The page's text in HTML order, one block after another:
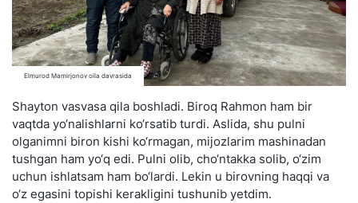
Elmurod Mamirjonov oila davrasida
Shayton vasvasa qila boshladi. Biroq Rahmon ham bir
vaqtda yo‘nalishlarni ko‘rsatib turdi. Aslida, shu pulni
olganimni biron kishi ko‘rmagan, mijozlarim mashinadan
tushgan ham yo‘q edi. Pulni olib, cho‘ntakka solib, o‘zim
uchun ishlatsam ham bo‘lardi. Lekin u birovning haqqi va
o‘z egasini topishi kerakligini tushunib yetdim.